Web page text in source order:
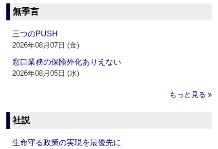
無季言
三つのPUSH
2026年08月07日 (金)
窓口業務の保険外化ありえない
2026年08月05日 (水)
もっと見る »
社説
生命守る政策の実現を最優先に